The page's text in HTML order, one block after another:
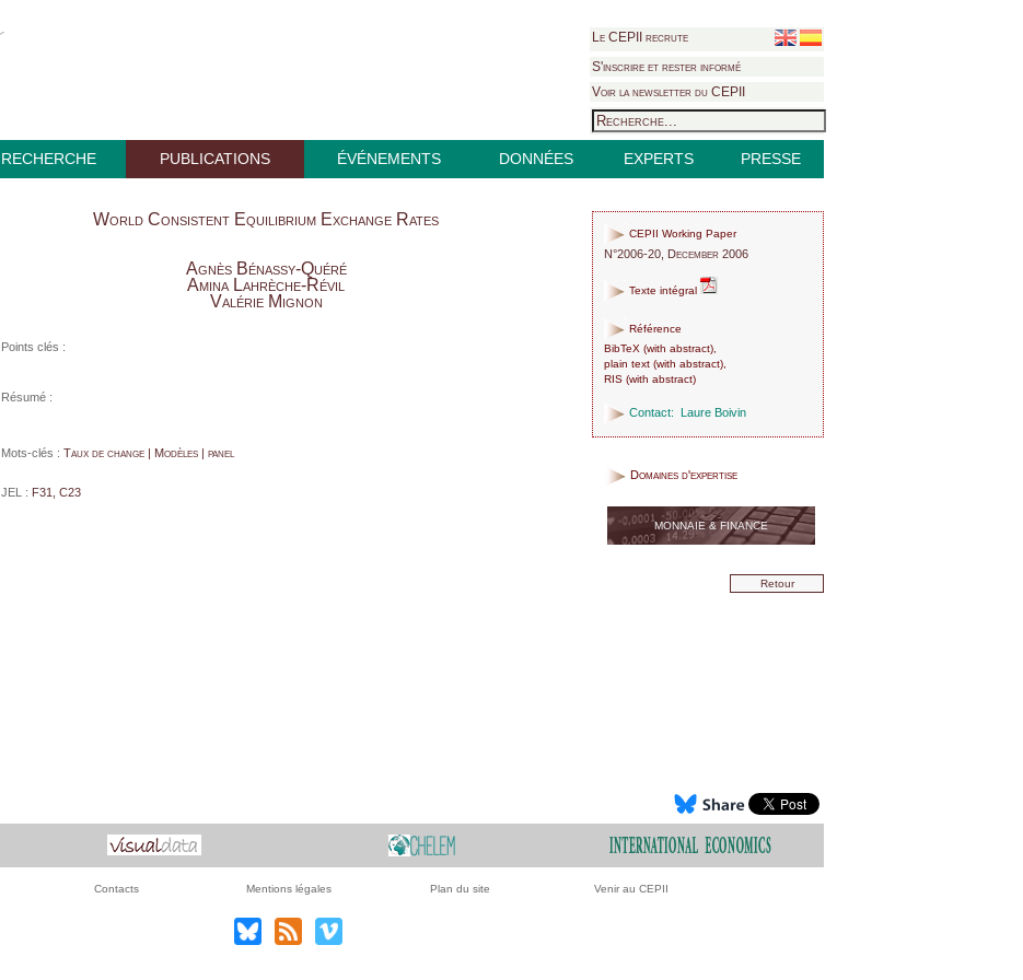
Le CEPII recrute
S'inscrire et rester informé
Voir la newsletter du CEPII
RECHERCHE PUBLICATIONS ÉVÉNEMENTS DONNÉES EXPERTS PRESSE
World Consistent Equilibrium Exchange Rates
Agnès Bénassy-Quéré
Amina Lahrèche-Révil
Valérie Mignon
Points clés :
Résumé :
Mots-clés : Taux de change | Modèles | panel
JEL : F31, C23
CEPII Working Paper
N°2006-20, December 2006
Texte intégral
Référence
BibTeX (with abstract),
plain text (with abstract),
RIS (with abstract)
Contact: Laure Boivin
Domaines d'expertise
MONNAIE & FINANCE
Retour
Contacts Mentions légales Plan du site Venir au CEPII